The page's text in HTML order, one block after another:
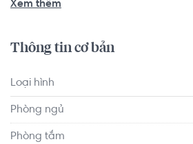
ĐÔNG ĐÚC
KẾT CẤU : 5 TẦNG.
Xem thêm
Thông tin cơ bản
Loại hình
Phòng ngủ
Phòng tắm